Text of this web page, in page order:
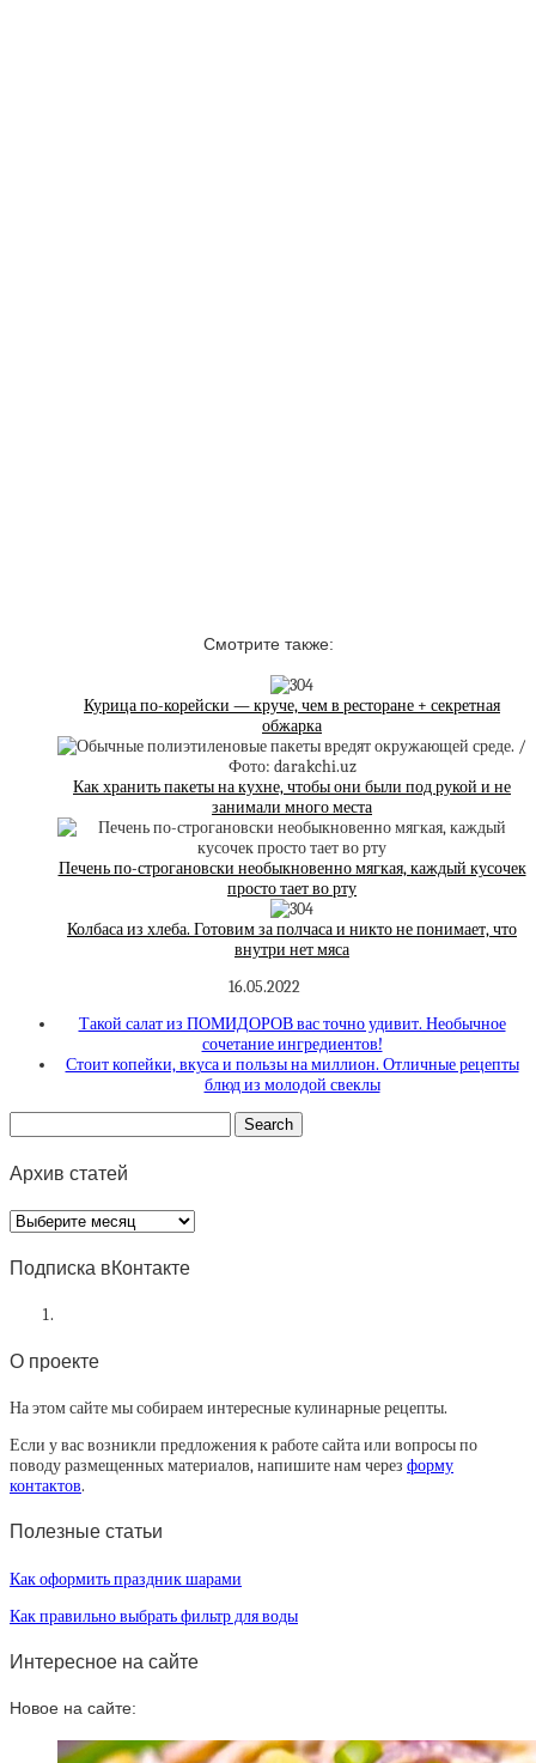
Смотрите также:
Курица по-корейски — круче, чем в ресторане + секретная
обжарка
Как хранить пакеты на кухне, чтобы они были под рукой и не
занимали много места
Печень по-строгановски необыкновенно мягкая, каждый кусочек
просто тает во рту
Колбаса из хлеба. Готовим за полчаса и никто не понимает, что
внутри нет мяса
16.05.2022
Такой салат из ПОМИДОРОВ вас точно удивит. Необычное
сочетание ингредиентов!
Стоит копейки, вкуса и пользы на миллион. Отличные рецепты
блюд из молодой свеклы
Архив статей
Архив
статей
Подписка вКонтакте
О проекте
На этом сайте мы собираем интересные кулинарные рецепты.
Если у вас возникли предложения к работе сайта или вопросы по
поводу размещенных материалов, напишите нам через форму
контактов.
Полезные статьи
Как оформить праздник шарами
Как правильно выбрать фильтр для воды
Интересное на сайте
Новое на сайте: